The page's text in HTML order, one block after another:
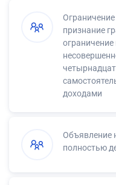
признание
доходами
Объявление
полностью